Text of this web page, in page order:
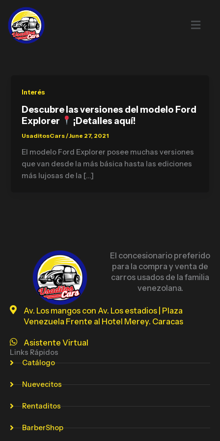
content
Interés
Descubre las versiones del modelo Ford
Explorer
¡Detalles aquí!
UsaditosCars/June 27, 2021
El modelo Ford Explorer posee muchas versiones
que van desde la más básica hasta las ediciones
más lujosas de la […]
El concesionario preferido
para la compra y venta de
carros usados de la familia
venezolana.
Av. Los mangos con Av. Los estadios | Plaza
Venezuela Frente al Hotel Merey. Caracas
Asistente Virtual
Links Rápidos
Catálogo
Nuevecitos
Rentaditos
BarberShop